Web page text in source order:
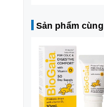
Sản phẩm